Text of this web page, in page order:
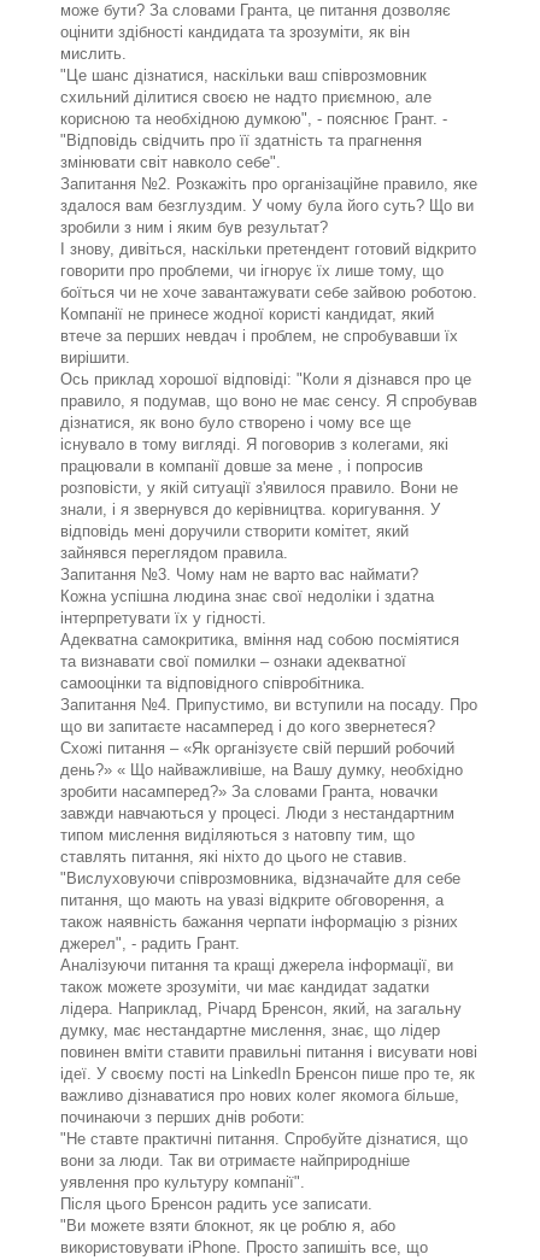
може бути? За словами Гранта, це питання дозволяє
оцінити здібності кандидата та зрозуміти, як він
мислить.
"Це шанс дізнатися, наскільки ваш співрозмовник
схильний ділитися своєю не надто приємною, але
корисною та необхідною думкою", - пояснює Грант. -
"Відповідь свідчить про її здатність та прагнення
змінювати світ навколо себе".
Запитання №2. Розкажіть про організаційне правило, яке
здалося вам безглуздим. У чому була його суть? Що ви
зробили з ним і яким був результат?
І знову, дивіться, наскільки претендент готовий відкрито
говорити про проблеми, чи ігнорує їх лише тому, що
боїться чи не хоче завантажувати себе зайвою роботою.
Компанії не принесе жодної користі кандидат, який
втече за перших невдач і проблем, не спробувавши їх
вирішити.
Ось приклад хорошої відповіді: "Коли я дізнався про це
правило, я подумав, що воно не має сенсу. Я спробував
дізнатися, як воно було створено і чому все ще
існувало в тому вигляді. Я поговорив з колегами, які
працювали в компанії довше за мене , і попросив
розповісти, у якій ситуації з'явилося правило. Вони не
знали, і я звернувся до керівництва. коригування. У
відповідь мені доручили створити комітет, який
зайнявся переглядом правила.
Запитання №3. Чому нам не варто вас наймати?
Кожна успішна людина знає свої недоліки і здатна
інтерпретувати їх у гідності.
Адекватна самокритика, вміння над собою посміятися
та визнавати свої помилки – ознаки адекватної
самооцінки та відповідного співробітника.
Запитання №4. Припустимо, ви вступили на посаду. Про
що ви запитаєте насамперед і до кого звернетеся?
Схожі питання – «Як організуєте свій перший робочий
день?» « Що найважливіше, на Вашу думку, необхідно
зробити насамперед?» За словами Гранта, новачки
завжди навчаються у процесі. Люди з нестандартним
типом мислення виділяються з натовпу тим, що
ставлять питання, які ніхто до цього не ставив.
"Вислуховуючи співрозмовника, відзначайте для себе
питання, що мають на увазі відкрите обговорення, а
також наявність бажання черпати інформацію з різних
джерел", - радить Грант.
Аналізуючи питання та кращі джерела інформації, ви
також можете зрозуміти, чи має кандидат задатки
лідера. Наприклад, Річард Бренсон, який, на загальну
думку, має нестандартне мислення, знає, що лідер
повинен вміти ставити правильні питання і висувати нові
ідеї. У своєму пості на LinkedIn Бренсон пише про те, як
важливо дізнаватися про нових колег якомога більше,
починаючи з перших днів роботи:
"Не ставте практичні питання. Спробуйте дізнатися, що
вони за люди. Так ви отримаєте найприродніше
уявлення про культуру компанії".
Після цього Бренсон радить усе записати.
"Ви можете взяти блокнот, як це роблю я, або
використовувати iPhone. Просто запишіть все, що